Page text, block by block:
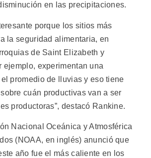
en las precipitaciones.
porque los sitios más
la seguridad alimentaria, en
de Saint Elizabeth y
ejemplo, experimentan una
promedio de lluvias y eso tiene
cuán productivas van a ser
productoras”, destacó Rankine.
Nacional Oceánica y Atmosférica
(NOAA, en inglés) anunció que
año fue el más caliente en los